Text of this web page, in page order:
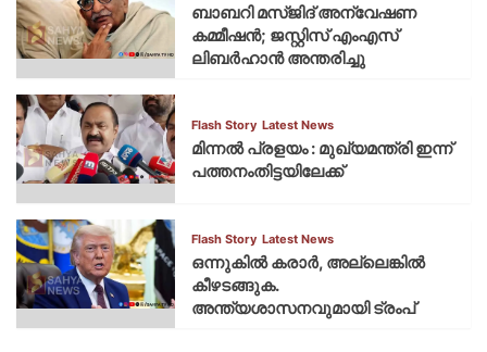
ബാബറി മസ്ജിദ് അന്വേഷണ
കമ്മീഷന്‍; ജസ്റ്റിസ് എംഎസ്
ലിബര്‍ഹാന്‍ അന്തരിച്ചു
Flash Story Latest News
മിന്നല്‍ പ്രളയം : മുഖ്യമന്ത്രി ഇന്ന്
പത്തനംതിട്ടയിലേക്ക്
Flash Story Latest News
ഒന്നുകില്‍ കരാര്‍, അല്ലെങ്കില്‍
കീഴടങ്ങുക.
അന്ത്യശാസനവുമായി ട്രംപ്